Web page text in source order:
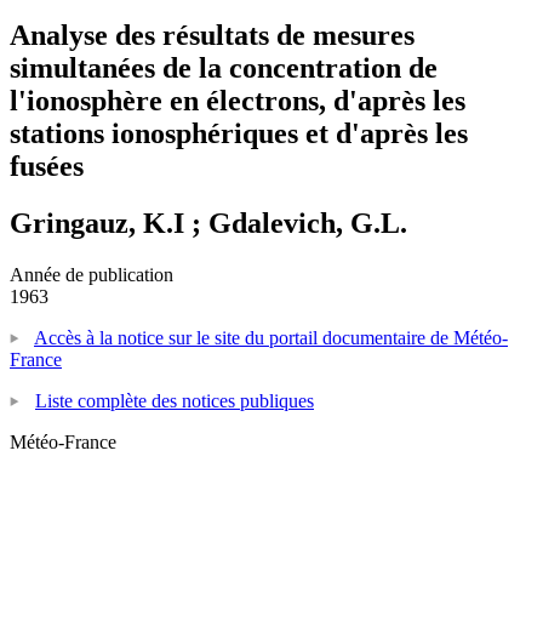
Analyse des résultats de mesures
simultanées de la concentration de
l'ionosphère en électrons, d'après les
stations ionosphériques et d'après les
fusées
Gringauz, K.I ; Gdalevich, G.L.
Année de publication
1963
Accès à la notice sur le site du portail documentaire de Météo-
France
Liste complète des notices publiques
Météo-France